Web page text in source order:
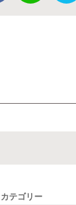
カテゴリー